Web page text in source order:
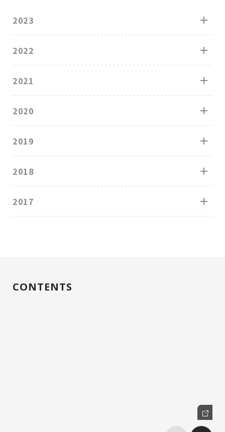
2023
2022
2021
2020
2019
2018
2017
CONTENTS